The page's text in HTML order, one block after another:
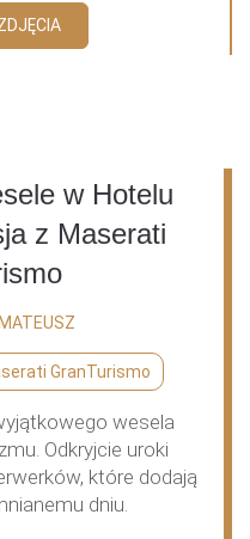
w Hotelu
z Maserati
GranTurismo
wesela
Odkryjcie uroki
które dodają
dniu.